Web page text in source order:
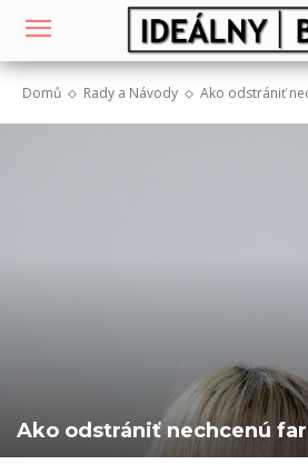
Domů Rady a Návody Ako odstrániť
Ako odstrániť nechcenú